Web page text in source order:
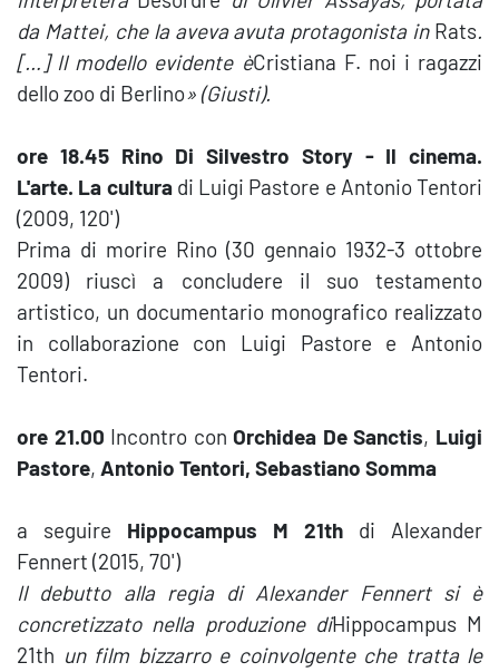
da Mattei, che la aveva avuta protagonista inRats.
[…] Il modello evidente èCristiana F. noi i ragazzi
dello zoo di Berlino» (Giusti).
ore 18.45 Rino Di Silvestro Story - Il cinema.
L'arte. La cultura di Luigi Pastore e Antonio Tentori
(2009, 120')
Prima di morire Rino (30 gennaio 1932-3 ottobre
2009) riuscì a concludere il suo testamento
artistico, un documentario monografico realizzato
in collaborazione con Luigi Pastore e Antonio
Tentori.
ore 21.00 Incontro conOrchidea De Sanctis, Luigi
Pastore, Antonio Tentori, Sebastiano Somma
a seguire Hippocampus M 21th di Alexander
Fennert (2015, 70')
Il debutto alla regia di Alexander Fennert si è
concretizzato nella produzione diHippocampus M
21th un film bizzarro e coinvolgente che tratta le